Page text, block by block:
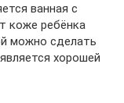
ванная с
коже ребёнка
можно сделать
хорошей